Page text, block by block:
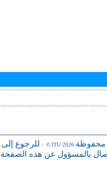
للرجوع - © ITU 2026 محفوظة
بالمسؤول عن هذه الصفحة